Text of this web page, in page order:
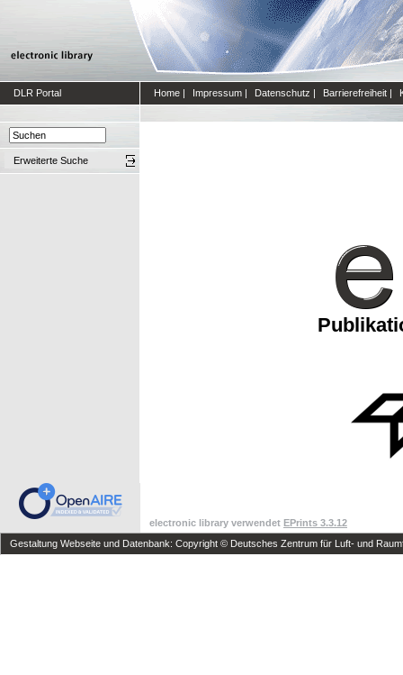
DLR Portal Home | Impressum | Datenschutz | Barrierefreiheit |
Erweiterte Suche
electronic library verwendet EPrints 3.3.12
Gestaltung Webseite und Datenbank: Copyright © Deutsches Zentrum für Luft- und